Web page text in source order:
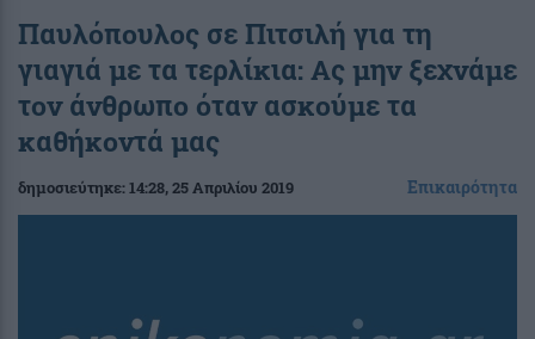
Παυλόπουλος σε Πιτσιλή για τη
γιαγιά με τα τερλίκια: Ας μην ξεχνάμε
τον άνθρωπο όταν ασκούμε τα
καθήκοντά μας
δημοσιεύτηκε:14:28, 25 Απριλίου 2019 Επικαιρότητα